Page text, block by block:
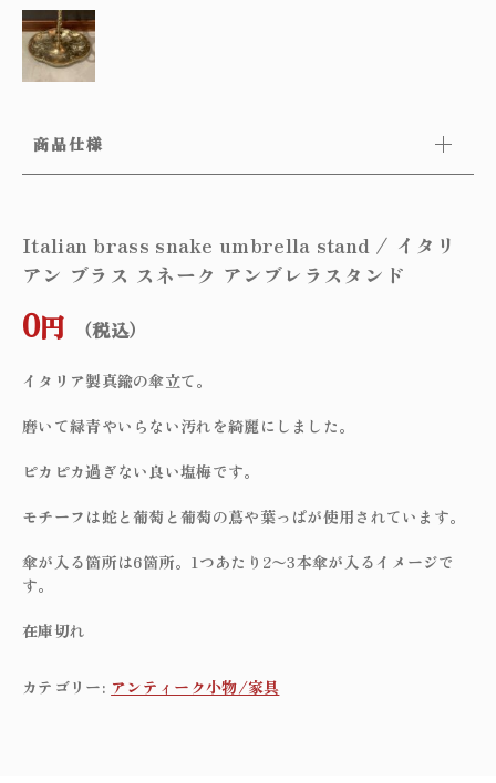
商品仕様
Italian brass snake umbrella stand / イタリ
アン ブラス スネーク アンブレラスタンド
0円 （税込）
イタリア製真鍮の傘立て。
磨いて緑青やいらない汚れを綺麗にしました。
ピカピカ過ぎない良い塩梅です。
モチーフは蛇と葡萄と葡萄の蔦や葉っぱが使用されています。
傘が入る箇所は6箇所。1つあたり2〜3本傘が入るイメージで
す。
在庫切れ
カテゴリー: アンティーク小物/家具